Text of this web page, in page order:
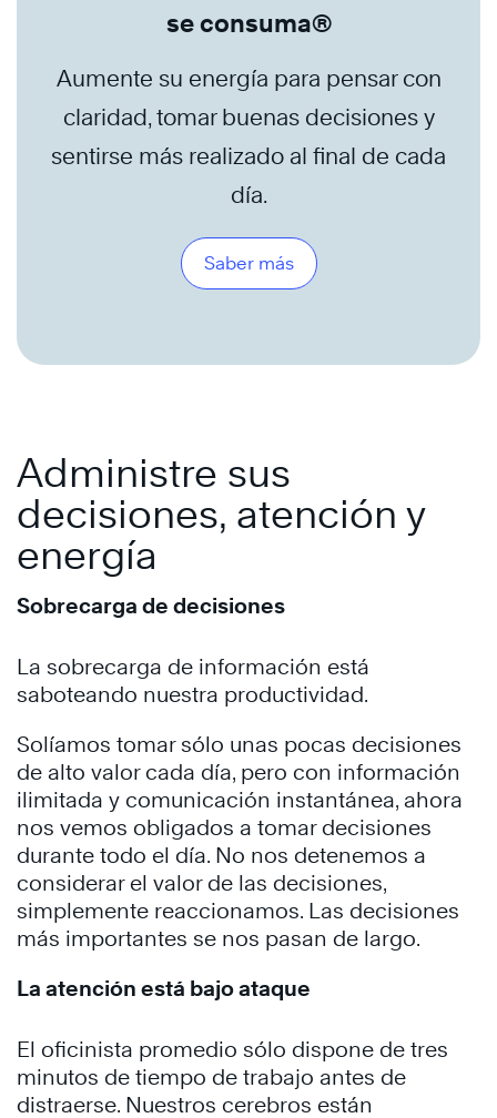
se consuma®
Aumente su energía para pensar con
claridad, tomar buenas decisiones y
sentirse más realizado al final de cada
día.
Saber más
Administre sus
decisiones, atención y
energía
Sobrecarga de decisiones
La sobrecarga de información está
saboteando nuestra productividad.
Solíamos tomar sólo unas pocas decisiones
de alto valor cada día, pero con información
ilimitada y comunicación instantánea, ahora
nos vemos obligados a tomar decisiones
durante todo el día. No nos detenemos a
considerar el valor de las decisiones,
simplemente reaccionamos. Las decisiones
más importantes se nos pasan de largo.
La atención está bajo ataque
El oficinista promedio sólo dispone de tres
minutos de tiempo de trabajo antes de
distraerse. Nuestros cerebros están